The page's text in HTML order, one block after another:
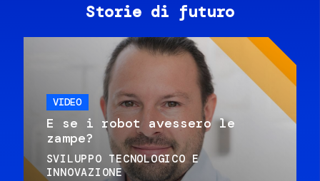
Storie di futuro
VIDEO
E se i robot avessero le
zampe?
SVILUPPO TECNOLOGICO E
INNOVAZIONE